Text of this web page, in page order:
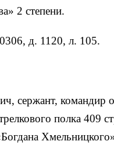
2 степени.
д. 1120, л. 105.
сержант, командир
полка 409